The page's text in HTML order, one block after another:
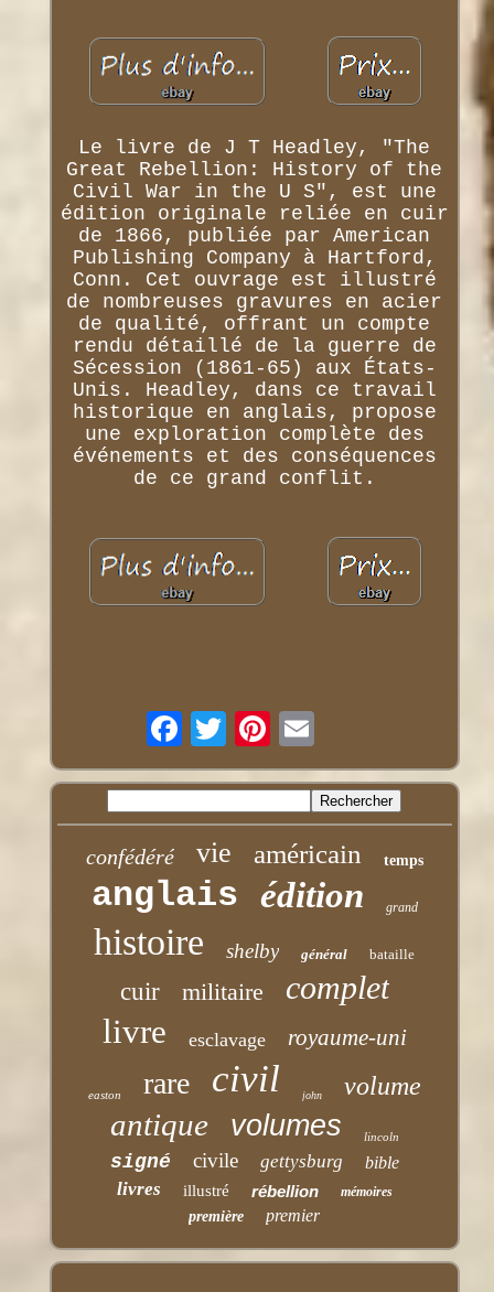
Le livre de J T Headley, "The
Great Rebellion: History of the
Civil War in the U S", est une
édition originale reliée en cuir
de 1866, publiée par American
Publishing Company à Hartford,
Conn. Cet ouvrage est illustré
de nombreuses gravures en acier
de qualité, offrant un compte
rendu détaillé de la guerre de
Sécession (1861-65) aux États-
Unis. Headley, dans ce travail
historique en anglais, propose
une exploration complète des
événements et des conséquences
de ce grand conflit.
confédéré vie américain temps
anglais édition grand
histoire shelby général bataille
cuir militaire complet
livre esclavage royaume-uni
easton rare civil john volume
antique volumes lincoln
signé civile gettysburg bible
livres illustré rébellion mémoires
première premier